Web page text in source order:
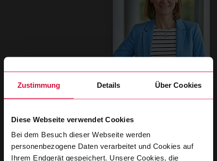
Zustimmung Details Über Cookies
Diese Webseite verwendet Cookies
Bei dem Besuch dieser Webseite werden
personenbezogene Daten verarbeitet und Cookies auf
Ihrem Endgerät gespeichert. Unsere Cookies, die
Nina Finke
T+49 202 2681 261
ZUM KONTAKTFORMULAR